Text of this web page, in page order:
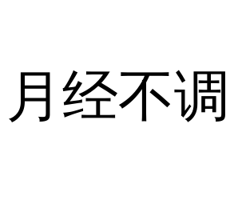
月经不调